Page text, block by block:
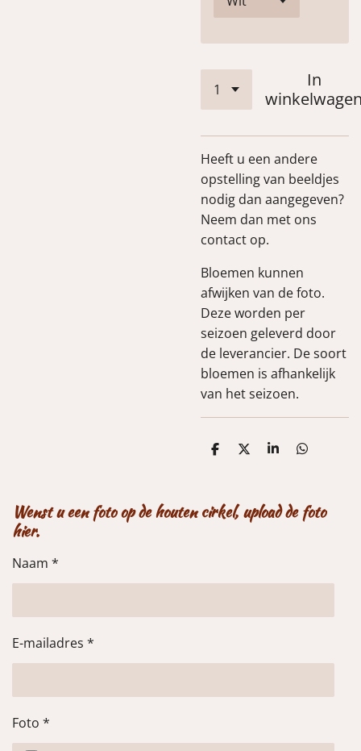
In
Heeft u een andere
opstelling van beeldjes
nodig dan aangegeven?
Neem dan met ons
contact op.
Bloemen kunnen
afwijken van de foto.
Deze worden per
seizoen geleverd door
de leverancier. De soort
bloemen is afhankelijk
van het seizoen.
D
n
D
S
e
D
n
Wenst u een foto op de houten cirkel, upload de foto
hier.
Naam *
E-mailadres *
Foto *